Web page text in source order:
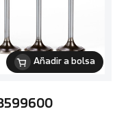
Añadir a bolsa